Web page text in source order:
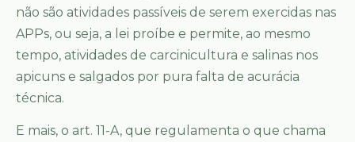
não são atividades passíveis de serem exercidas nas
APPs, ou seja, a lei proíbe e permite, ao mesmo
tempo, atividades de carcinicultura e salinas nos
apicuns e salgados por pura falta de acurácia
técnica.
E mais, o art. 11-A, que regulamenta o que chama